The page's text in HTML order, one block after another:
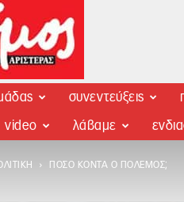
συνεντεύξεις
video λάβαμε
ΠΌΣΟ ΚΟΝΤΆ Ο ΠΌΛΕΜΟΣ;